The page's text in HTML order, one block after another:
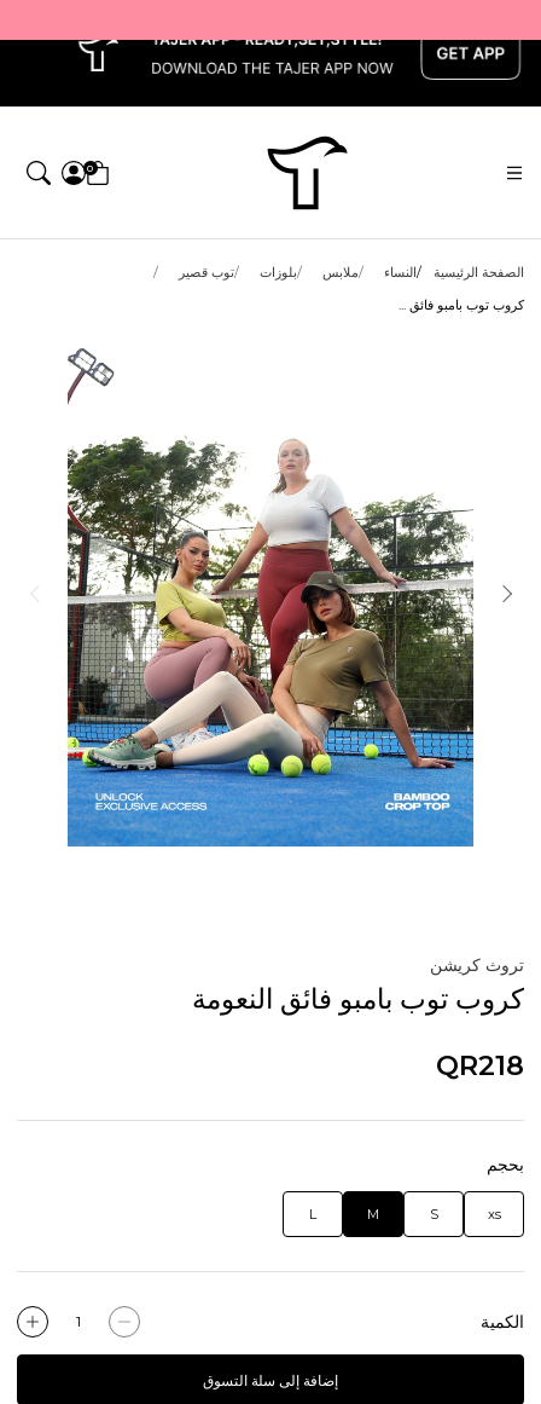
0
الصفحة الرئيسية النساء ملابس بلوزات
توب قصير
كروب توب بامبو فائق ...
تروث كريشن
كروب توب بامبو فائق النعومة
QR218
بحجم
xs
S
M
L
الكمية
إضافة إلى سلة التسوق